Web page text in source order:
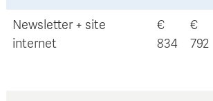
Newsletter + site
internet
€
834
€
792